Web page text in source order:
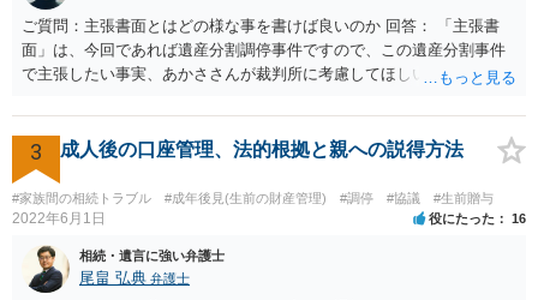
ご質問：主張書面とはどの様な事を書けば良いのか 回答： 「主張書
面」は、今回であれば遺産分割調停事件ですので、この遺産分割事件
で主張したい事実、あかささんが裁判所に考慮してほしいと思う、亡
ります。 もし、主張したい事実や考慮してほしい事情に関連して
資料を持っているようであれば、主張書面とは別で提出できます。も
し、お姉さんに見られたくないような資料がある場合、「非開示の希
望に関する申出書」と共に提出することも考えられます。 ご質問：書
いた方が良い事と書かない方が良い事 回答： お姉さんが申立書の「申
立ての趣旨」のところに書いている遺産の分け方に対して意見があれ
ば、まずそれを書くとよいです。 次に「申立ての理由」のところに、
なぜ調停を申し立てたのか(例えば、あかささんと話合いが出来ない／
3 成人後の口座管理、法的根拠と親への説得方法
#家族間の相続トラブル #成年後見(生前の財産管理) #調停 #協議 #生前贈与
2022年6月1日 役にたった 16
相続・遺言に強い弁護士
尾畠 弘典 弁護士